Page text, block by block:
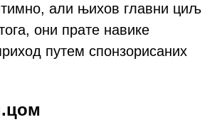
али њихов главни циљ
они прате навике
путем спонзорисаних